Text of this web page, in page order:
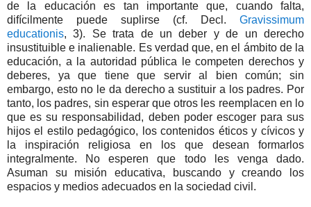
de la educación es tan importante que, cuando falta,
difícilmente puede suplirse (cf. Decl. Gravissimum
educationis, 3). Se trata de un deber y de un derecho
insustituible e inalienable. Es verdad que, en el ámbito de la
educación, a la autoridad pública le competen derechos y
deberes, ya que tiene que servir al bien común; sin
embargo, esto no le da derecho a sustituir a los padres. Por
tanto, los padres, sin esperar que otros les reemplacen en lo
que es su responsabilidad, deben poder escoger para sus
hijos el estilo pedagógico, los contenidos éticos y cívicos y
la inspiración religiosa en los que desean formarlos
integralmente. No esperen que todo les venga dado.
Asuman su misión educativa, buscando y creando los
espacios y medios adecuados en la sociedad civil.